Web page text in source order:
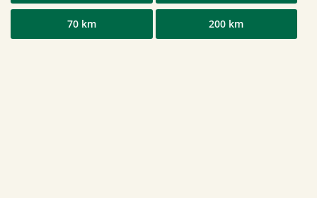
70 km 200 km